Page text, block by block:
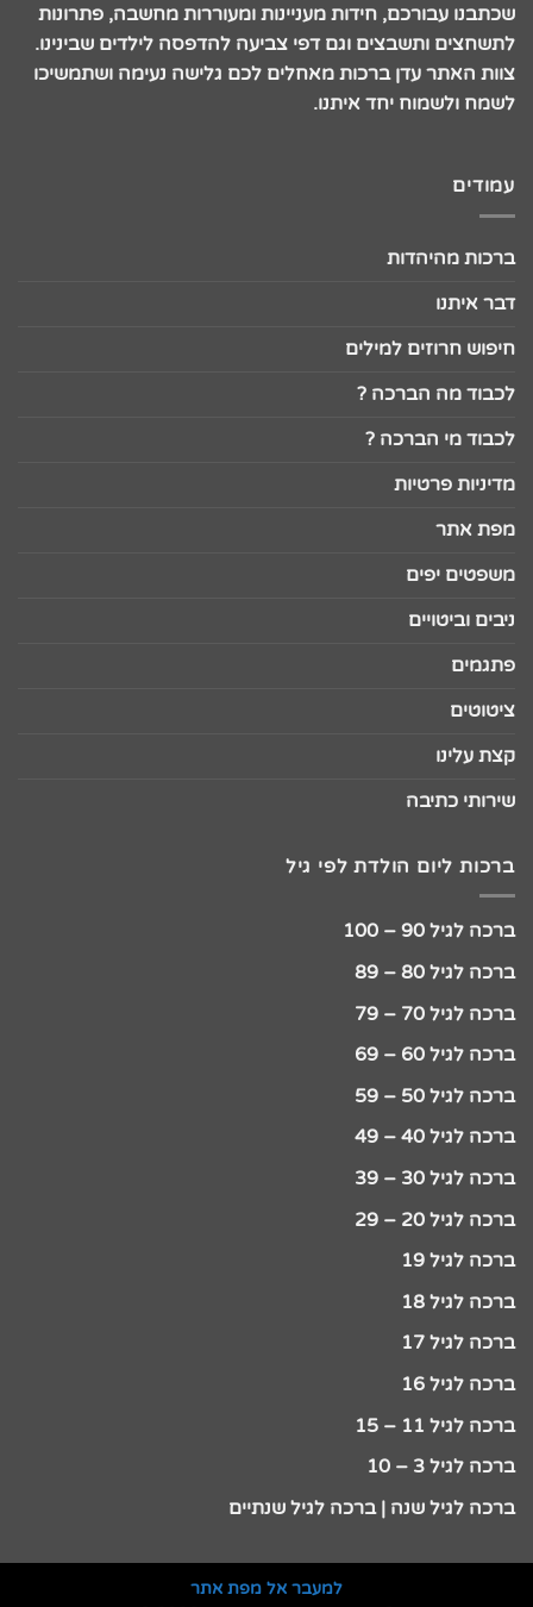
שכתבנו עבורכם, חידות מעניינות ומעוררות מחשבה, פתרונות
לתשחצים ותשבצים וגם דפי צביעה להדפסה לילדים שבינינו.
צוות האתר עדן ברכות מאחלים לכם גלישה נעימה ושתמשיכו
לשמח ולשמוח יחד איתנו.
עמודים
ברכות מהיהדות
דבר איתנו
חיפוש חרוזים למילים
לכבוד מה הברכה ?
לכבוד מי הברכה ?
מדיניות פרטיות
מפת אתר
משפטים יפים
ניבים וביטויים
פתגמים
ציטוטים
קצת עלינו
שירותי כתיבה
ברכות ליום הולדת לפי גיל
ברכה לגיל 90 – 100
ברכה לגיל 80 – 89
ברכה לגיל 70 – 79
ברכה לגיל 60 – 69
ברכה לגיל 50 – 59
ברכה לגיל 40 – 49
ברכה לגיל 30 – 39
ברכה לגיל 20 – 29
ברכה לגיל 19
ברכה לגיל 18
ברכה לגיל 17
ברכה לגיל 16
ברכה לגיל 11 – 15
ברכה לגיל 3 – 10
ברכה לגיל שנה | ברכה לגיל שנתיים
למעבר אל מפת אתר